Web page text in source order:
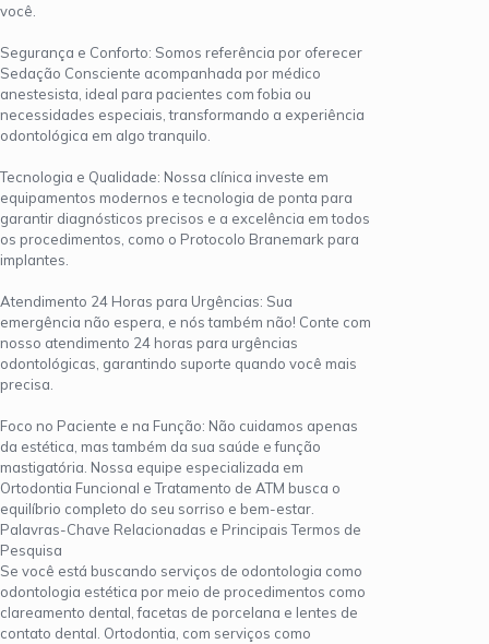
você.
Segurança e Conforto: Somos referência por oferecer
Sedação Consciente acompanhada por médico
anestesista, ideal para pacientes com fobia ou
necessidades especiais, transformando a experiência
odontológica em algo tranquilo.
Tecnologia e Qualidade: Nossa clínica investe em
equipamentos modernos e tecnologia de ponta para
garantir diagnósticos precisos e a excelência em todos
os procedimentos, como o Protocolo Branemark para
implantes.
Atendimento 24 Horas para Urgências: Sua
emergência não espera, e nós também não! Conte com
nosso atendimento 24 horas para urgências
odontológicas, garantindo suporte quando você mais
precisa.
Foco no Paciente e na Função: Não cuidamos apenas
da estética, mas também da sua saúde e função
mastigatória. Nossa equipe especializada em
Ortodontia Funcional e Tratamento de ATM busca o
equilíbrio completo do seu sorriso e bem-estar.
Palavras-Chave Relacionadas e Principais Termos de
Pesquisa
Se você está buscando serviços de odontologia como
odontologia estética por meio de procedimentos como
clareamento dental, facetas de porcelana e lentes de
contato dental. Ortodontia, com serviços como